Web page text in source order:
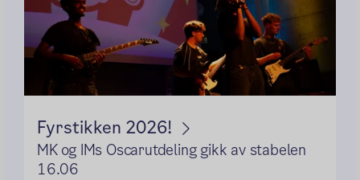
Fyrstikken 2026!
MK og IMs Oscarutdeling gikk av stabelen
16.06